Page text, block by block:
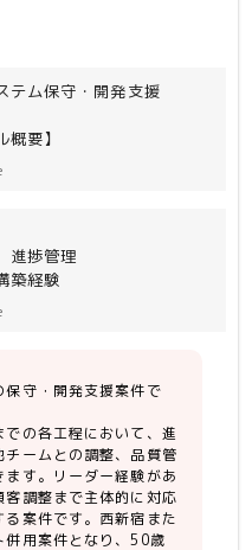
計、詳細設計、構築、テ
年以上
テム保守・開発支援
概要】
ポート）
画、メンバサポート）
（計画、メンバサポー
務作業調整
果物RV等）
進捗管理
築経験
バ設計/構築
Server Failover
計/構築
開発スキル
保守・開発支援案件で
の各工程において、進
チームとの調整、品質管
す。リーダー経験があ
客調整まで主体的に対応
る案件です。西新宿また
併用案件となり、50歳